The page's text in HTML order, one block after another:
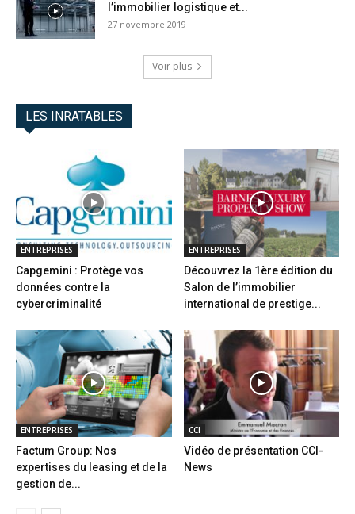
l’immobilier logistique et...
27 novembre 2019
Voir plus
LES INRATABLES
ENTREPRISES
Capgemini : Protège vos
données contre la
cybercriminalité
ENTREPRISES
Découvrez la 1ère édition du
Salon de l’immobilier
international de prestige...
ENTREPRISES
Factum Group: Nos
expertises du leasing et de la
gestion de...
CCI
Vidéo de présentation CCI-
News